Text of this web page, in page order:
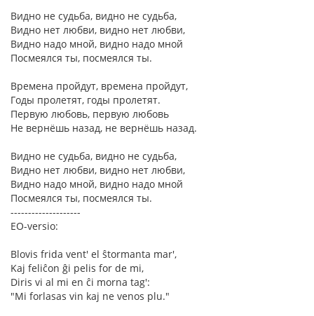
Видно не судьба, видно не судьба,
Видно нет любви, видно нет любви,
Видно надо мной, видно надо мной
Посмеялся ты, посмеялся ты.
Времена пройдут, времена пройдут,
Годы пролетят, годы пролетят.
Первую любовь, первую любовь
Не вернёшь назад, не вернёшь назад.
Видно не судьба, видно не судьба,
Видно нет любви, видно нет любви,
Видно надо мной, видно надо мной
Посмеялся ты, посмеялся ты.
--------------------
EO-versio:
Blovis frida vent' el ŝtormanta mar',
Kaj feliĉon ĝi pelis for de mi,
Diris vi al mi en ĉi morna tag':
"Mi forlasas vin kaj ne venos plu."